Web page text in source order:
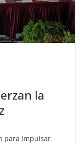
la
para impulsar